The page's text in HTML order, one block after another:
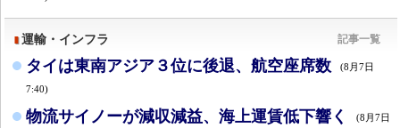
運輸・インフラ 記事一覧
タイは東南アジア３位に後退、航空座席数 (8月7日
7:40)
物流サイノーが減収減益、海上運賃低下響く (8月7日